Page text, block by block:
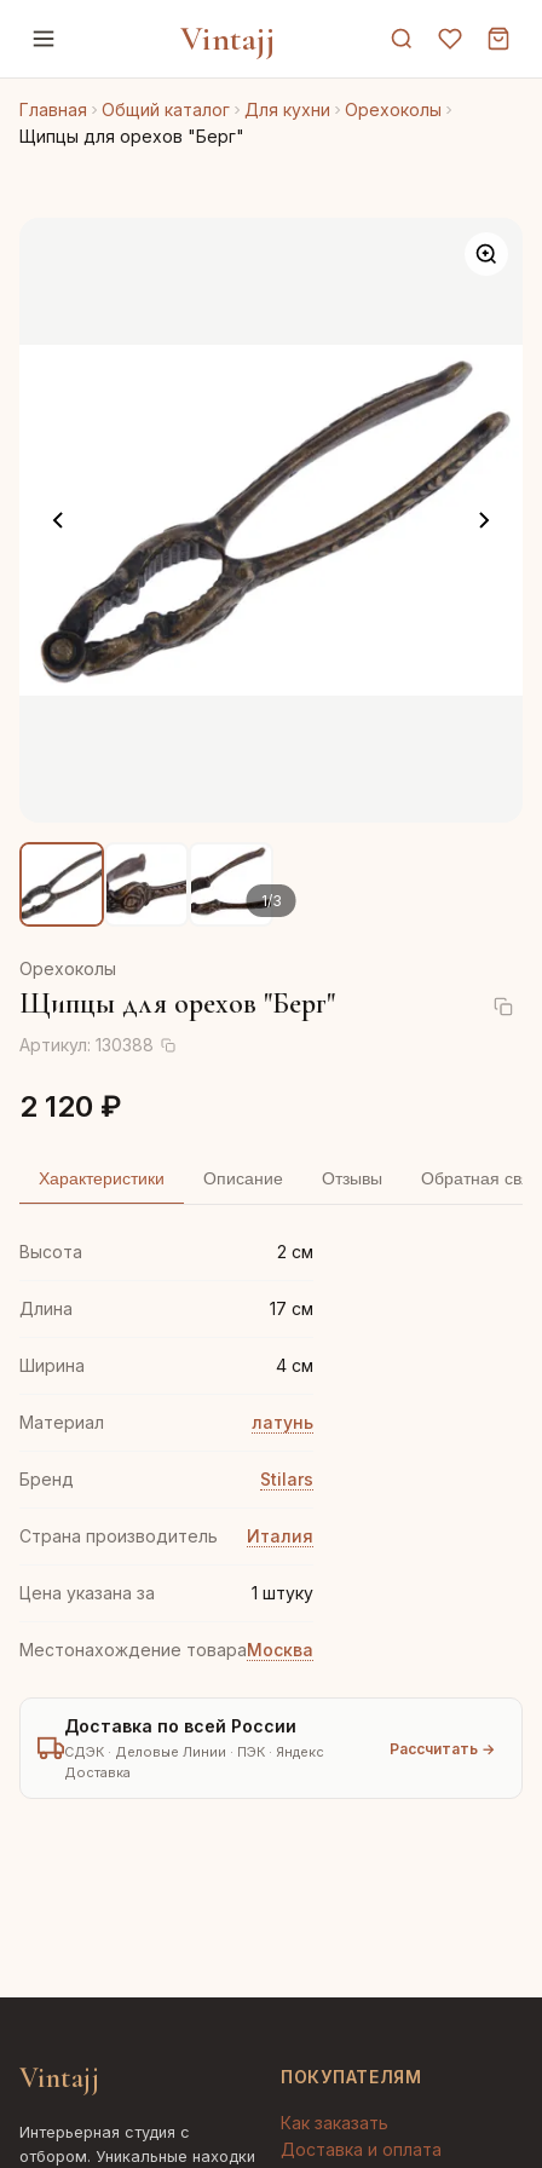
Vintajj
Главная Общий каталог Для кухни
Орехоколы
Щипцы для орехов "Берг"
1/3
Орехоколы
Щипцы для орехов "Берг"
Артикул: 130388
2 120 ₽
Характеристики Описание Отзывы Обратная
Высота 2 см
Длина 17 см
Ширина 4 см
Материал латунь
Бренд Stilars
Страна производитель Италия
Цена указана за 1 штуку
Местонахождение товараМосква
Доставка по всей России
СДЭК · Деловые Линии · ПЭК · Яндекс
Доставка
Рассчитать →
Vintajj
Интерьерная студия с
отбором. Уникальные находки
ПОКУПАТЕЛЯМ
Как заказать
Доставка и оплата